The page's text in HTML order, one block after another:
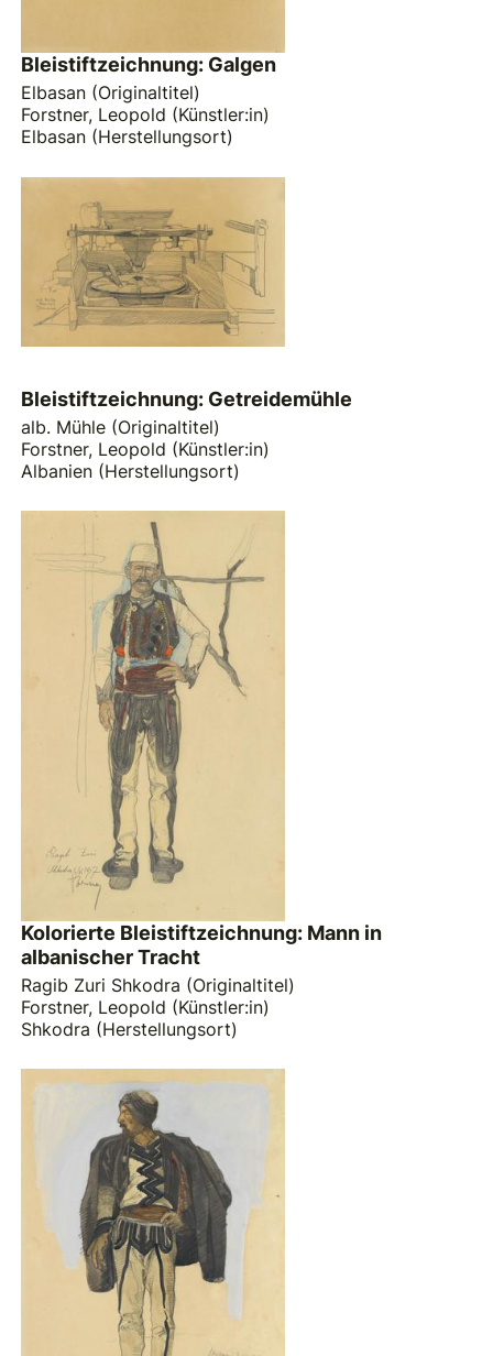
Bleistiftzeichnung: Galgen
Elbasan (Originaltitel)
Forstner, Leopold (Künstler:in)
Elbasan (Herstellungsort)
Bleistiftzeichnung: Getreidemühle
alb. Mühle (Originaltitel)
Forstner, Leopold (Künstler:in)
Albanien (Herstellungsort)
Kolorierte Bleistiftzeichnung: Mann in
albanischer Tracht
Ragib Zuri Shkodra (Originaltitel)
Forstner, Leopold (Künstler:in)
Shkodra (Herstellungsort)